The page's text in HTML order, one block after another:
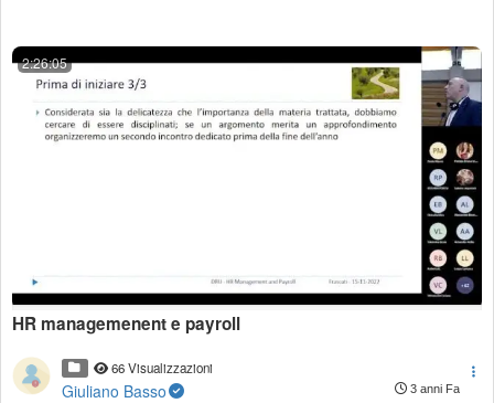
2:26:05
HR managemenent e payroll
66 Visualizzazioni
Giuliano Basso 3 anni Fa